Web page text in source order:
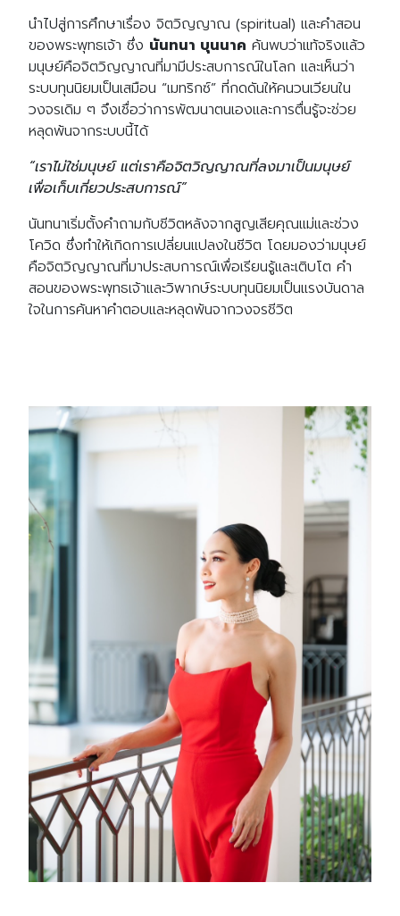
นำไปสู่การศึกษาเรื่อง จิตวิญญาณ (spiritual) และคำสอน
ของพระพุทธเจ้า ซึ่ง นันทนา บุนนาค ค้นพบว่าแท้จริงแล้ว
มนุษย์คือจิตวิญญาณที่มามีประสบการณ์ในโลก และเห็นว่า
ระบบทุนนิยมเป็นเสมือน “เมทริกซ์” ที่กดดันให้คนวนเวียนใน
วงจรเดิม ๆ จึงเชื่อว่าการพัฒนาตนเองและการตื่นรู้จะช่วย
หลุดพ้นจากระบบนี้ได้
“เราไม่ใช่มนุษย์ แต่เราคือจิตวิญญาณที่ลงมาเป็นมนุษย์
เพื่อเก็บเกี่ยวประสบการณ์”
นันทนาเริ่มตั้งคำถามกับชีวิตหลังจากสูญเสียคุณแม่และช่วง
โควิด ซึ่งทำให้เกิดการเปลี่ยนแปลงในชีวิต โดยมองว่ามนุษย์
คือจิตวิญญาณที่มาประสบการณ์เพื่อเรียนรู้และเติบโต คำ
สอนของพระพุทธเจ้าและวิพากษ์ระบบทุนนิยมเป็นแรงบันดาล
ใจในการค้นหาคำตอบและหลุดพ้นจากวงจรชีวิต